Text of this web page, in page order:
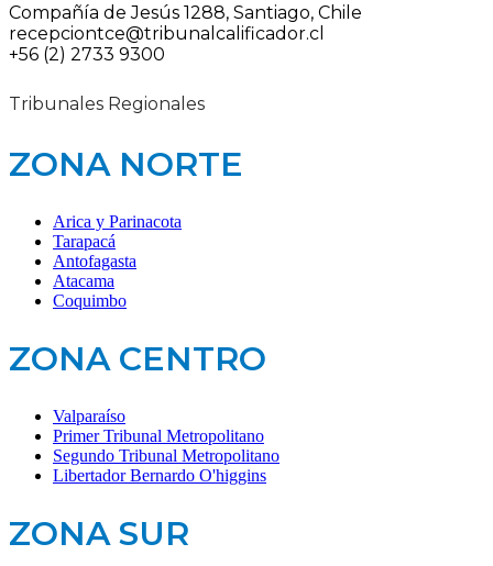
Compañía de Jesús 1288, Santiago, Chile
recepciontce@tribunalcalificador.cl
+56 (2) 2733 9300
Tribunales Regionales
ZONA NORTE
Arica y Parinacota
Tarapacá
Antofagasta
Atacama
Coquimbo
ZONA CENTRO
Valparaíso
Primer Tribunal Metropolitano
Segundo Tribunal Metropolitano
Libertador Bernardo O'higgins
ZONA SUR